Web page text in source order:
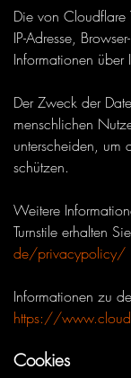
Die von Cloudflare
IP-Adresse,
Informationen über
Der Zweck der
menschlichen
unterscheiden,
schützen.
Weitere
Turnstile erhalten
de/privacypolicy/
Informationen zu
https://
Cookies